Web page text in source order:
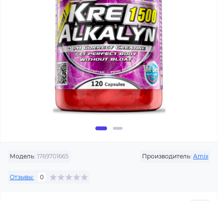
Модель: 1769701665 Производитель: Amix
Отзывы: 0